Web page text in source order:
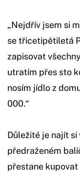
„Nejdřív jsem si
se třicetipětiletá
zapisovat
utratím přes sto
nosím jídlo z
000.“
Důležité je najít
předraženém
přestane kupovat